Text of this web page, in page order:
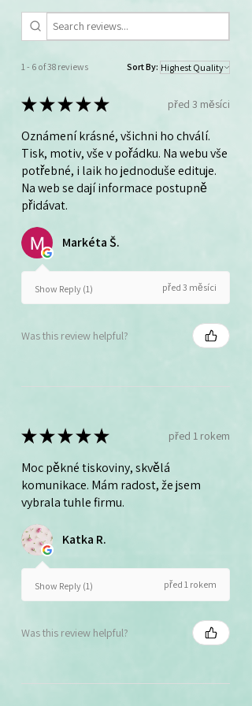
1 - 6 of 38 reviews Sort By:
★★★★★ před 3 měsíci
Oznámení krásné, všichni ho chválí.
Tisk, motiv, vše v pořádku. Na webu vše
potřebné, i laik ho jednoduše edituje.
Na web se dají informace postupně
přidávat.
Markéta Š.
Show Reply (1) před 3 měsíci
Was this review helpful?
★★★★★ před 1 rokem
Moc pěkné tiskoviny, skvělá
komunikace. Mám radost, že jsem
vybrala tuhle firmu.
Katka R.
Show Reply (1) před 1 rokem
Was this review helpful?